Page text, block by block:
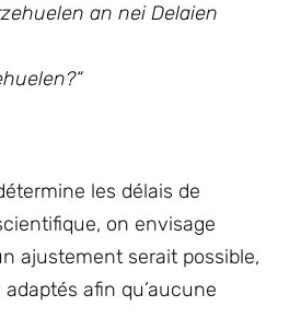
an nei Delaien
les délais de
on envisage
ajustement serait possible,
afin qu’aucune